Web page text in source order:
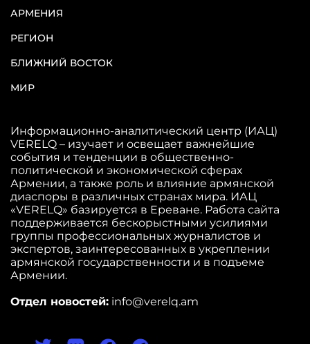
АРМЕНИЯ
РЕГИОН
БЛИЖНИЙ ВОСТОК
МИР
Информационно-аналитический центр (ИАЦ)
VERELQ – изучает и освещает важнейшие
события и тенденции в общественно-
политической и экономической сферах
Армении, а также роль и влияние армянской
диаспоры в различных странах мира. ИАЦ
«VERELQ» базируется в Ереване. Работа сайта
поддерживается бескорыстными усилиями
группы профессиональных журналистов и
экспертов, заинтересованных в укреплении
армянской государственности и в подъеме
Армении.
Отдел новостей: info@verelq.am